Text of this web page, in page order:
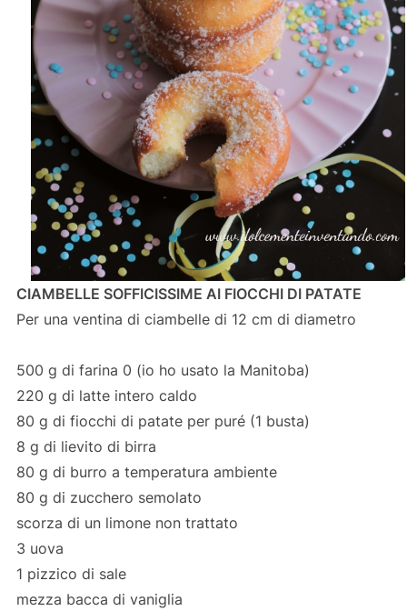
CIAMBELLE SOFFICISSIME AI FIOCCHI DI PATATE
Per una ventina di ciambelle di 12 cm di diametro
500 g di farina 0 (io ho usato la Manitoba)
220 g di latte intero caldo
80 g di fiocchi di patate per puré (1 busta)
8 g di lievito di birra
80 g di burro a temperatura ambiente
80 g di zucchero semolato
scorza di un limone non trattato
3 uova
1 pizzico di sale
mezza bacca di vaniglia